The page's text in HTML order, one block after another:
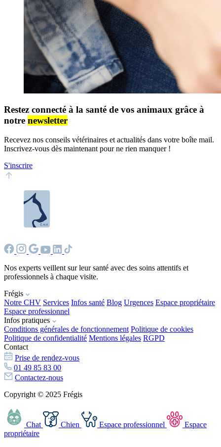
Restez connecté à la santé de vos animaux grâce à
notre newsletter
Recevez nos conseils vétérinaires et actualités dans votre boîte mail.
Inscrivez-vous dès maintenant pour ne rien manquer !
S'inscrire
Nos experts veillent sur leur santé avec des soins attentifs et
professionnels à chaque visite.
Frégis
Notre CHV Services Infos santé Blog Urgences Espace propriétaire
Espace professionnel
Infos pratiques
Conditions générales de fonctionnement Politique de cookies
Politique de confidentialité Mentions légales RGPD
Contact
Prise de rendez-vous
01 49 85 83 00
Contactez-nous
Copyright © 2025 Frégis
Chat Chien Espace professionnel
Espace
propriétaire